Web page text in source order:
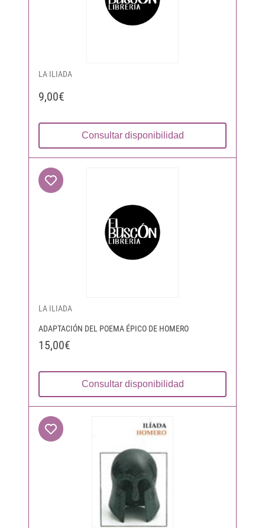
LA ILIADA
9,00€
Consultar disponibilidad
LA ILIADA
ADAPTACIÓN DEL POEMA ÉPICO DE HOMERO
15,00€
Consultar disponibilidad